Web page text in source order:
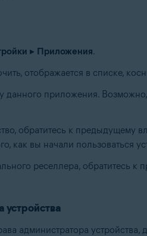
▸ Приложения.
отображается в списке,
данного приложения.
обратитесь к предыдущему
как вы начали пользоваться
реселлера, обратитесь к
администратора